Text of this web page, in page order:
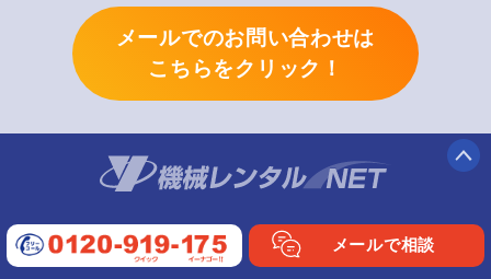
メールでのお問い合わせは
こちらをクリック！
用語集
お問い合わせ
レンタル活用術
サイトマップ
メールで相談